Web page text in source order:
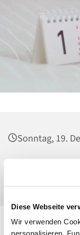
Diese Webseite
Wir verwenden
personalisieren,
Sonntag, 19.
St. Georg,